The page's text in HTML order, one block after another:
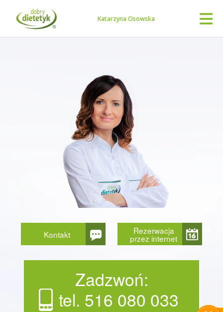
Katarzyna Osowska
Kontakt Rezerwacja
przez internet
Zadzwoń:
tel. 516 080 033